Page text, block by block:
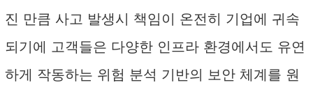
진 만큼 사고 발생시 책임이 온전히 기업에 귀속
되기에 고객들은 다양한 인프라 환경에서도 유연
하게 작동하는 위험 분석 기반의 보안 체계를 원